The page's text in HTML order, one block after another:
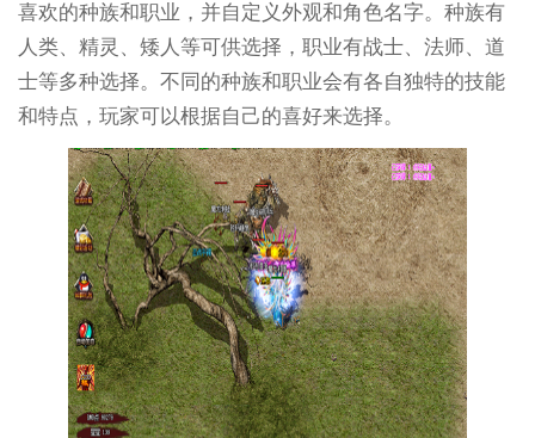
喜欢的种族和职业，并自定义外观和角色名字。种族有
人类、精灵、矮人等可供选择，职业有战士、法师、道
士等多种选择。不同的种族和职业会有各自独特的技能
和特点，玩家可以根据自己的喜好来选择。